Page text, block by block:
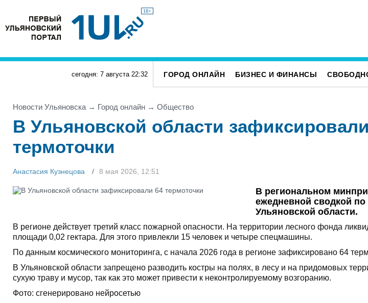
18+
сегодня: 7 августа 22:32 ГОРОД ОНЛАЙН БИЗНЕС И ФИНАНСЫ
Новости Ульяновска → Город онлайн → Общество
В Ульяновской области
термоточки
Анастасия Кузнецова 8 мая 2026, 12:51
В региональном
ежедневной сводкой
Ульяновской области.
В регионе действует третий класс пожарной опасности. На территории лесного фонда
площади 0,02 гектара. Для этого привлекли 15 человек и четыре спецмашины.
По данным космического мониторинга, с начала 2026 года в регионе зафиксировано 64
В Ульяновской области запрещено разводить костры на полях, в лесу и на придомовых
сухую траву и мусор, так как это может привести к неконтролируемому возгоранию.
Фото: сгенерировано нейросетью